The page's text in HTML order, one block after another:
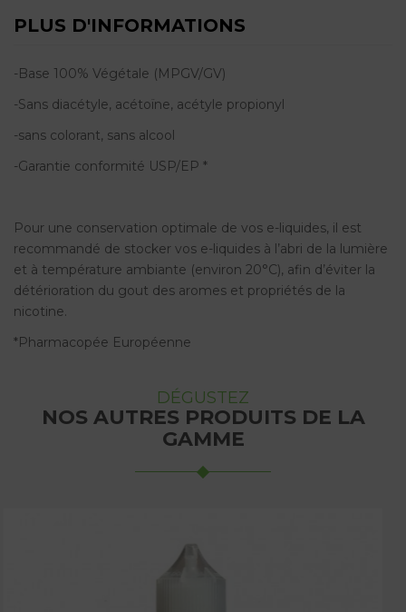
PLUS D'INFORMATIONS
-Base 100% Végétale (MPGV/GV)
-Sans diacétyle, acétoïne, acétyle propionyl
-sans colorant, sans alcool
-Garantie conformité USP/EP *
Pour une conservation optimale de vos e-liquides, il est
recommandé de stocker vos e-liquides à l’abri de la lumière
et à température ambiante (environ 20°C), afin d’éviter la
détérioration du gout des aromes et propriétés de la
nicotine.
*Pharmacopée Européenne
DÉGUSTEZ
NOS AUTRES PRODUITS DE LA
GAMME